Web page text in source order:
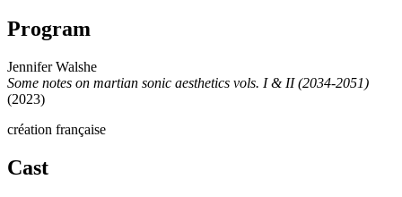
Program
Jennifer Walshe
Some notes on martian sonic aesthetics vols. I & II (2034-2051)
(2023)
création française
Cast